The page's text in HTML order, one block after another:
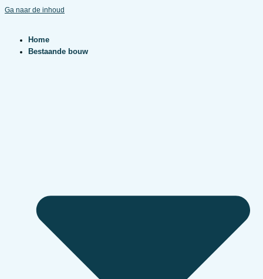
Ga naar de inhoud
Home
Bestaande bouw